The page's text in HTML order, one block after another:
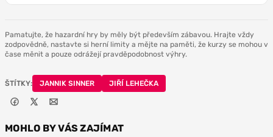
Pamatujte, že hazardní hry by měly být především zábavou. Hrajte vždy
zodpovědně, nastavte si herní limity a mějte na paměti, že kurzy se mohou v
čase měnit a pouze odrážejí pravděpodobnost výhry.
ŠTÍTKY: JANNIK SINNER JIŘÍ LEHEČKA
MOHLO BY VÁS ZAJÍMAT